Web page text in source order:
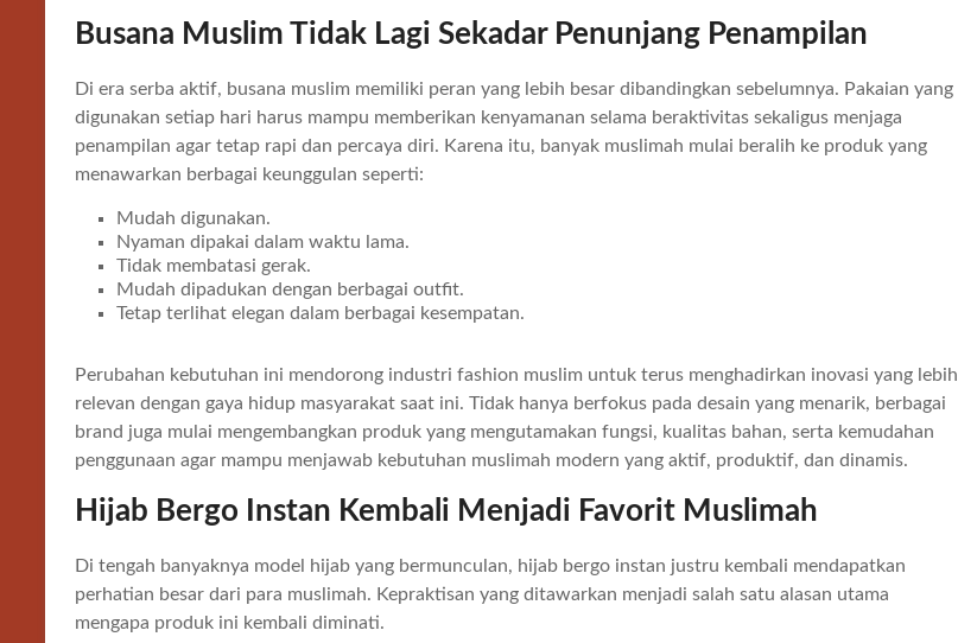
Busana Muslim Tidak Lagi Sekadar Penunjang Penampilan
Di era serba aktif, busana muslim memiliki peran yang lebih besar dibandingkan sebelumnya. Pakaian yang
digunakan setiap hari harus mampu memberikan kenyamanan selama beraktivitas sekaligus menjaga
penampilan agar tetap rapi dan percaya diri. Karena itu, banyak muslimah mulai beralih ke produk yang
menawarkan berbagai keunggulan seperti:
Mudah digunakan.
Nyaman dipakai dalam waktu lama.
Tidak membatasi gerak.
Mudah dipadukan dengan berbagai outfit.
Tetap terlihat elegan dalam berbagai kesempatan.
Perubahan kebutuhan ini mendorong industri fashion muslim untuk terus menghadirkan inovasi yang lebih
relevan dengan gaya hidup masyarakat saat ini. Tidak hanya berfokus pada desain yang menarik, berbagai
brand juga mulai mengembangkan produk yang mengutamakan fungsi, kualitas bahan, serta kemudahan
penggunaan agar mampu menjawab kebutuhan muslimah modern yang aktif, produktif, dan dinamis.
Hijab Bergo Instan Kembali Menjadi Favorit Muslimah
Di tengah banyaknya model hijab yang bermunculan, hijab bergo instan justru kembali mendapatkan
perhatian besar dari para muslimah. Kepraktisan yang ditawarkan menjadi salah satu alasan utama
mengapa produk ini kembali diminati.